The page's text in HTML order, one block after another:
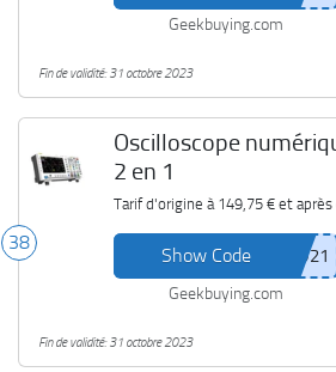
Geekbuying.com
Fin de validité: 31 octobre 2023
38
Oscilloscope
2 en 1
Tarif d'origine à 149,75 €et après
Show Code
Geekbuying.com
Fin de validité: 31 octobre 2023